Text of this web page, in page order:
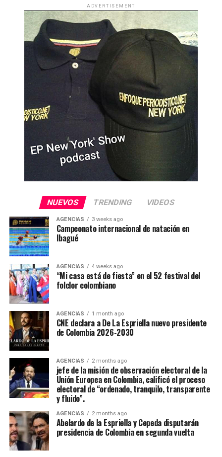
ADVERTISEMENT
NUEVOS TRENDING VIDEOS
AGENCIAS 3 weeks ago
Campeonato internacional de natación en
Ibagué
AGENCIAS 4 weeks ago
“Mi casa está de fiesta” en el 52 festival del
folclor colombiano
AGENCIAS 1 month ago
CNE declara a De La Espriella nuevo presidente
de Colombia 2026-2030
AGENCIAS 2 months ago
jefe de la misión de observación electoral de la
Unión Europea en Colombia, calificó el proceso
electoral de “ordenado, tranquilo, transparente
y fluido”.
AGENCIAS 2 months ago
Abelardo de la Espriella y Cepeda disputarán
presidencia de Colombia en segunda vuelta